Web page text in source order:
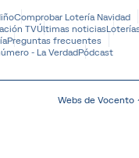
Comprobar Lotería Navidad
TVÚltimas noticias
Preguntas frecuentes
- La VerdadPódcast
Webs de Vocento